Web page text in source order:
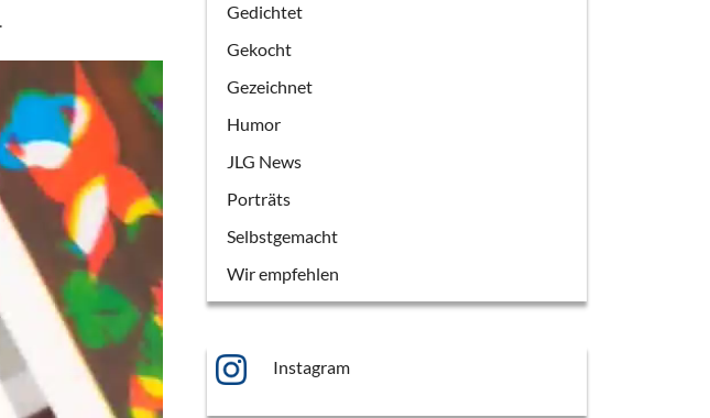
Gedichtet
Gekocht
Gezeichnet
Humor
JLG News
Porträts
Selbstgemacht
Wir empfehlen
Instagram